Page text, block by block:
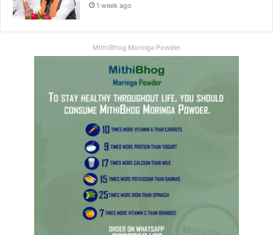
1 week ago
MithiBhog Moringa Powder